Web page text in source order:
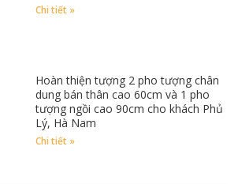
Chi tiết »
Hoàn thiện tượng 2 pho tượng chân
dung bán thân cao 60cm và 1 pho
tượng ngồi cao 90cm cho khách Phủ
Lý, Hà Nam
Chi tiết »